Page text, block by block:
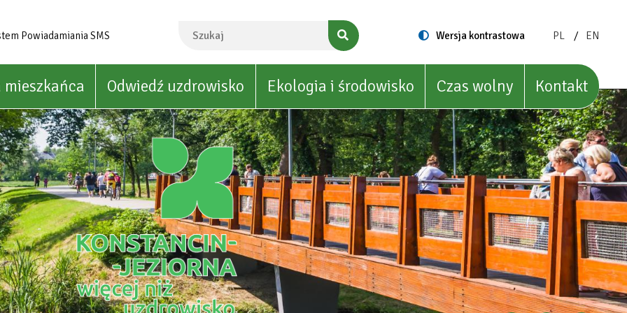
Powiadamiania SMS
Switch
Wersja kontrastowa
ZMIEŃ
POLISH
PL
ZMIEŃ
ENGLISH
EN
mieszkańca Odwiedź uzdrowisko Ekologia i środowisko Czas wolny Kontakt